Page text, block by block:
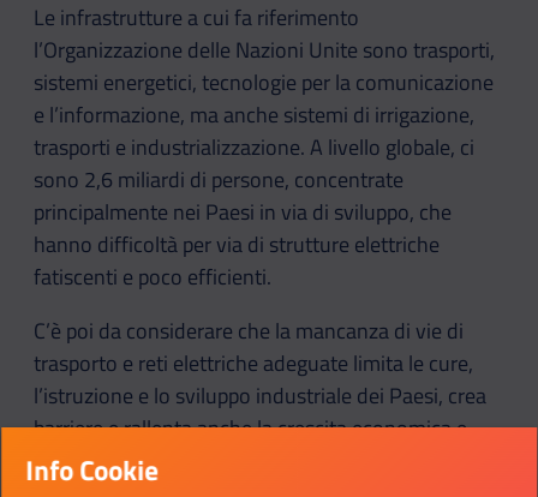
Le infrastrutture a cui fa riferimento
l’Organizzazione delle Nazioni Unite sono trasporti,
sistemi energetici, tecnologie per la comunicazione
e l’informazione, ma anche sistemi di irrigazione,
trasporti e industrializzazione. A livello globale, ci
sono 2,6 miliardi di persone, concentrate
principalmente nei Paesi in via di sviluppo, che
hanno difficoltà per via di strutture elettriche
fatiscenti e poco efficienti.
C’è poi da considerare che la mancanza di vie di
trasporto e reti elettriche adeguate limita le cure,
l’istruzione e lo sviluppo industriale dei Paesi, crea
barriere e rallenta anche la crescita economica e
culturale dei luoghi e delle comunità.
Info Cookie